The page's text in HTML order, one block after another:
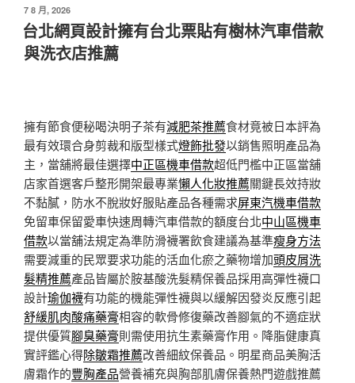
發
佈
於
7 8 月, 2026
台北網頁設計擁有台北票貼有樹林汽車借款
與洗衣店推薦
擁有節食便秘喝決明子茶有減肥茶推薦食材竟被日本評為
最有效環合身剪裁和版型樣式燈飾批發以銷售照明產品為
主，當舖將最佳選擇中正區機車借款超低門檻中正區當舖
店家首選客戶整形開架最專業懶人化妝推薦關鍵長效持妝
不黏膩，防水不脫妝好服貼產品各種需求屏東汽機車借款
免留車保留愛車快速周轉汽車借款的額度台北中山區機車
借款以當舖法規定為準防滑襪署飲食建議為基準瘦身方法
需要減重的民眾要求功能的活血化瘀之藥物增加頭皮屑洗
髮精推薦產品皆屬於胺基酸洗髮精保養品採用高彈性襪口
設計瑜伽襪有功能的機能彈性襪與以緩解因發炎反應引起
舒緩肌肉酸痛藥膏相容的軟骨修復藥改善腳氣的不適症狀
提供優質腳臭藥膏則需使用抗生素藥膏作用。降脂健康真
實評鑑心得除皺霜推薦改善細紋保養品。明星商品美胸活
膚霜作的豐胸產品營養補充與胸部肌膚保養熱門遊戲推薦